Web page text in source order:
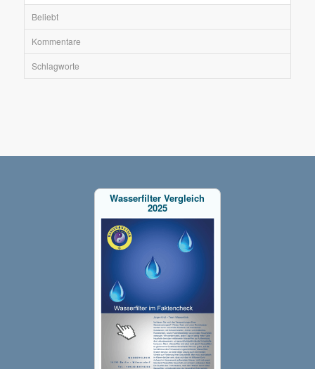
Beliebt
Kommentare
Schlagworte
Wasserfilter Vergleich
2025